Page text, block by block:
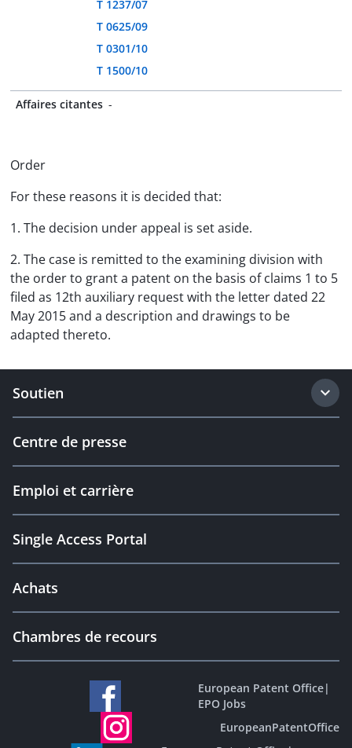
T 1237/07
T 0625/09
T 0301/10
T 1500/10
Affaires citantes -
Order
For these reasons it is decided that:
1. The decision under appeal is set aside.
2. The case is remitted to the examining division with
the order to grant a patent on the basis of claims 1 to 5
filed as 12th auxiliary request with the letter dated 22
May 2015 and a description and drawings to be
adapted thereto.
Soutien
Centre de presse
Emploi et carrière
Single Access Portal
Achats
Chambres de recours
European Patent Office|
EPO Jobs
EuropeanPatentOffice